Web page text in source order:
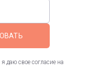
даю свое согласие на